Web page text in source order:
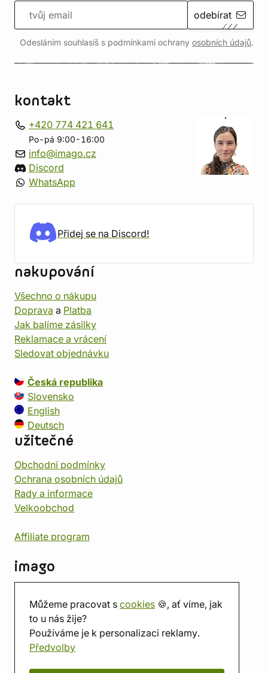
Můžeme pracovat s cookies 🍪, ať víme, jak
to u nás žije?
Používáme je k personalizaci reklamy.
Předvolby
odebírat
Odesláním souhlasíš s podmínkami ochrany osobních údajů.
kontakt
+420 774 421 641
Po-pá 9:00-16:00
info@imago.cz
Discord
WhatsApp
Přidej se na Discord!
nakupování
Všechno o nákupu
Doprava a Platba
Jak balíme zásilky
Reklamace a vrácení
Sledovat objednávku
Česká republika
Slovensko
English
Deutsch
užitečné
Obchodní podmínky
Ochrana osobních údajů
Rady a informace
Velkoobchod
Affiliate program
imago
Prodejna
Herna
O nás
Hodnocení obchodu